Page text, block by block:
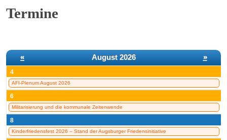
Termine
« August 2026 »
4
AFI-Plenum August 2026
6
Militarisierung und die kommunale Zeitenwende
8
Kinderfriedensfest 2026 – Stand der Augsburger Friedensinitiative